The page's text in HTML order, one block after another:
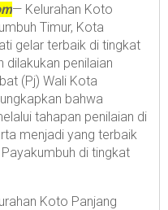
— Kelurahan Koto
Timur, Kota
gelar terbaik di tingkat
dilakukan penilaian
(Pj) Wali Kota
bahwa
tahapan penilaian di
menjadi yang terbaik
di tingkat
Koto Panjang